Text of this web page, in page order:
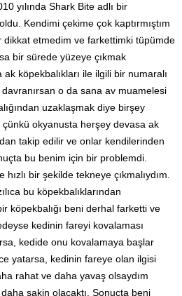
yılında Shark Bite adlı bir
Kendimi çekime çok kaptırmıştım
dikkat etmedim ve farkettimki tüpümde
bir sürede yüzeye çıkmak
köpekbalıkları ile ilgili bir numaralı
o da sana av muamelesi
uzaklaşmak diye birşey
çünkü okyanusta herşey devasa ak
takip edilir ve onlar kendilerinden
bu benim için bir problemdi.
bir şekilde tekneye çıkmalıydım.
bu köpekbalıklarından
köpekbalığı beni derhal farketti ve
kedinin fareyi kovalaması
kedide onu kovalamaya başlar
yatarsa, kedinin fareye olan ilgisi
rahat ve daha yavaş olsaydım
sakin olacaktı. Sonuçta beni